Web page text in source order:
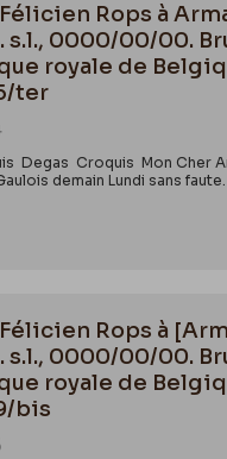
Rops à
s.l., 0000/00/00.
royale de
ter
Degas Croquis Mon Cher
demain Lundi sans
Rops à
s.l., 0000/00/00.
royale de
bis